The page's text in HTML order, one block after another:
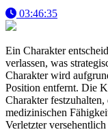
03:46:35
Ein Charakter
verlassen, was
Charakter wird
Position entfernt. Die
Charakter
medizinischen
Verletzter